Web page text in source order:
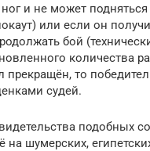
и не может подняться
или если он
бой
количества
прекращён, то
судей.
подобных
на шумерских,